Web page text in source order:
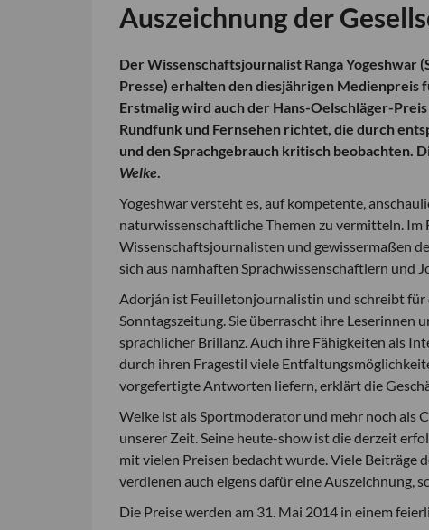
Auszeichnung der
Der Wissenschaftsjournalist Ranga Yogeshwar
Presse) erhalten den diesjährigen
Erstmalig wird auch der Hans-Oelschläger-
Rundfunk und Fernsehen richtet, die durch
und den Sprachgebrauch kritisch beobachten.
Welke.
Yogeshwar versteht es, auf kompetente,
naturwissenschaftliche Themen zu vermitteln.
Wissenschaftsjournalisten und gewissermaßen
sich aus namhaften Sprachwissenschaftlern und
Adorján ist Feuilletonjournalistin und schreibt
Sonntagszeitung. Sie überrascht ihre Leserinnen
sprachlicher Brillanz. Auch ihre Fähigkeiten als
durch ihren Fragestil viele
vorgefertigte Antworten liefern, erklärt die
Welke ist als Sportmoderator und mehr noch als
unserer Zeit. Seine heute-show ist die derzeit
mit vielen Preisen bedacht wurde. Viele Beiträge
verdienen auch eigens dafür eine Auszeichnung,
Die Preise werden am 31. Mai 2014 in einem